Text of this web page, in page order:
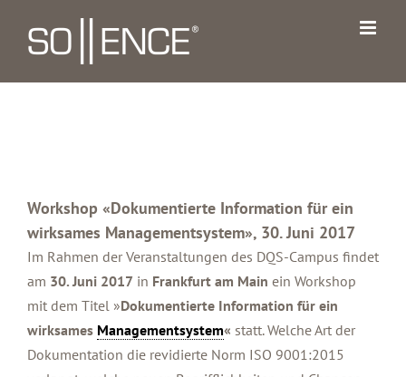
Inhalt
springen
Workshop «Dokumentierte Information für ein
wirksames Managementsystem», 30. Juni 2017
Im Rahmen der Veranstaltungen des DQS-Campus findet
am 30. Juni 2017 in Frankfurt am Main ein Workshop
mit dem Titel »Dokumentierte Information für ein
wirksames Managementsystem« statt. Welche Art der
Dokumentation die revidierte Norm ISO 9001:2015